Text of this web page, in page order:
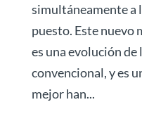
simultáneamente a
puesto. Este nuevo
es una evolución
convencional, y es
mejor han...